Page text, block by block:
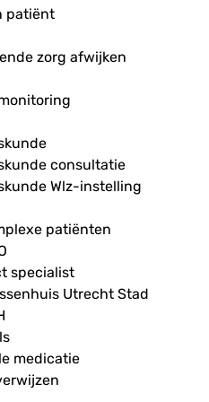
patiënt
zorg afwijken
consultatie
Wlz-instelling
patiënten
specialist
Utrecht Stad
medicatie